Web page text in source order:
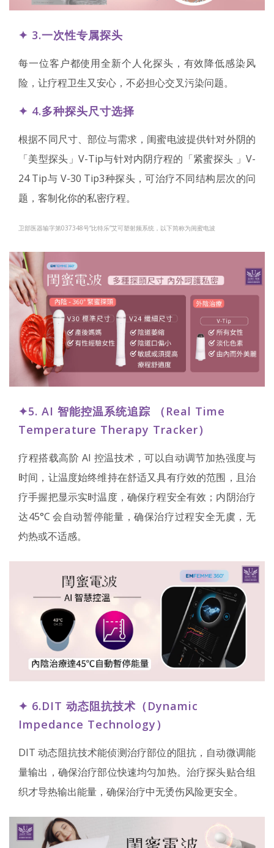
✦ 3.一次性专属探头
每一位客户都使用全新个人化探头，有效降低感染风
险，让疗程卫生又安心，不必担心交叉污染问题。
✦ 4.多种探头尺寸选择
根据不同尺寸、部位与需求，闺蜜电波提供针对外阴的
「美型探头」V-Tip与针对内阴疗程的「紧蜜探头 」V-
24 Tip与 V-30 Tip3种探头，可治疗不同结构层次的问
题，客制化你的私密疗程。
卫部医器输字第037348号“比特乐”艾可塑射频系统，以下简称为闺蜜电波
✦5. AI 智能控温系统追踪 （Real Time
Temperature Therapy Tracker）
疗程搭载高阶 AI 控温技术，可以自动调节加热强度与
时间，让温度始终维持在舒适又具有疗效的范围，且治
疗手握把显示实时温度，确保疗程安全有效；内阴治疗
达45°C 会自动暂停能量，确保治疗过程安全无虞，无
灼热或不适感。
✦ 6.DIT 动态阻抗技术（Dynamic
Impedance Technology）
DIT 动态阻抗技术能侦测治疗部位的阻抗，自动微调能
量输出，确保治疗部位快速均匀加热。治疗探头贴合组
织才导热输出能量，确保治疗中无烫伤风险更安全。